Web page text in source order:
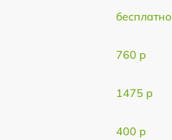
бесплатно
760 р
1475 р
400 р